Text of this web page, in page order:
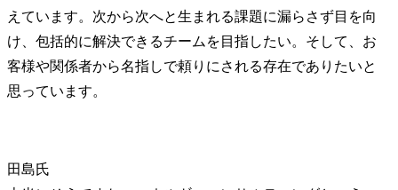
えています。次から次へと生まれる課題に漏らさず目を向
け、包括的に解決できるチームを目指したい。そして、お
客様や関係者から名指しで頼りにされる存在でありたいと
思っています。
田島氏